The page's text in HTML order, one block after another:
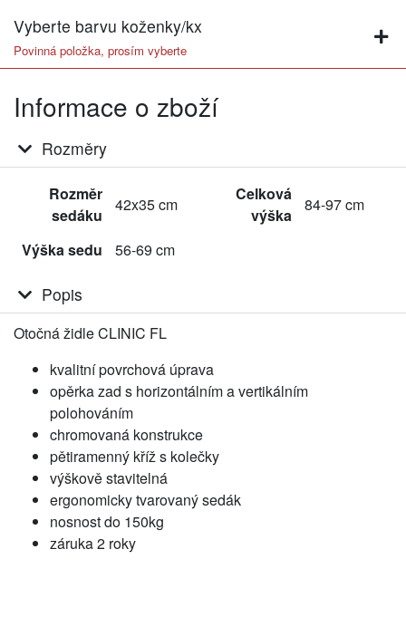
Vyberte barvu koženky/kx
Povinná položka, prosím vyberte
Informace o zboží
Rozměry
Rozměr
sedáku
42x35 cm
Celková
výška
84-97 cm
Výška sedu 56-69 cm
Popis
Otočná židle CLINIC FL
kvalitní povrchová úprava
opěrka zad s horizontálním a vertikálním
polohováním
chromovaná konstrukce
pětiramenný kříž s kolečky
výškově stavitelná
ergonomicky tvarovaný sedák
nosnost do 150kg
záruka 2 roky